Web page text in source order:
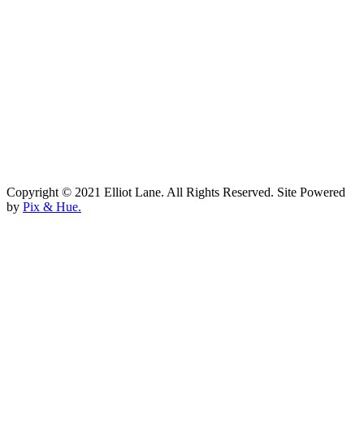
Copyright © 2021 Elliot Lane. All Rights Reserved. Site Powered
by Pix & Hue.